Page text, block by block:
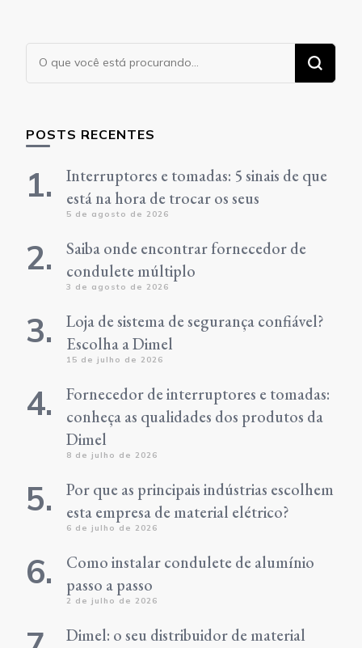
Procurando
POSTS RECENTES
Interruptores e tomadas: 5 sinais de que
está na hora de trocar os seus
5 de agosto de 2026
Saiba onde encontrar fornecedor de
condulete múltiplo
3 de agosto de 2026
Loja de sistema de segurança confiável?
Escolha a Dimel
15 de julho de 2026
Fornecedor de interruptores e tomadas:
conheça as qualidades dos produtos da
Dimel
8 de julho de 2026
Por que as principais indústrias escolhem
esta empresa de material elétrico?
6 de julho de 2026
Como instalar condulete de alumínio
passo a passo
2 de julho de 2026
Dimel: o seu distribuidor de material